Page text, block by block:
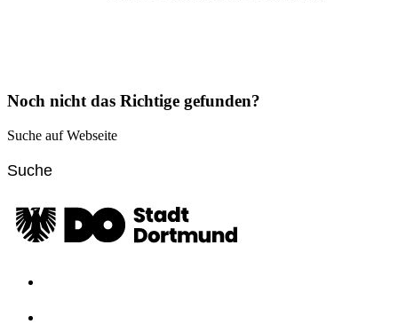
Noch nicht das Richtige gefunden?
Suche auf Webseite